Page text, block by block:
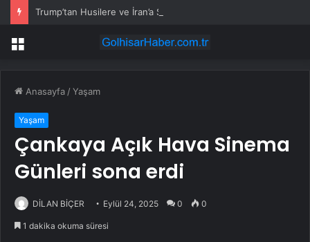
Menü
Anasayfa /Yaşam
Yaşam
Çankaya Açık Hava Sinema
Günleri sona erdi
DİLAN BİÇER Eylül 24, 2025 0 0
1 dakika okuma süresi